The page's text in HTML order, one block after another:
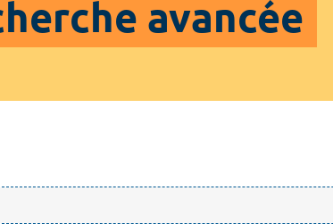
avancée